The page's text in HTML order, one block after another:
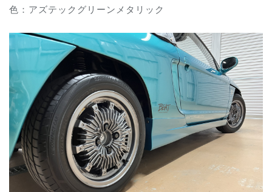
色：アズテックグリーンメタリック